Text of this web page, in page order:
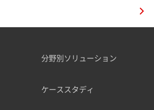
分野別ソリューション
ケーススタディ